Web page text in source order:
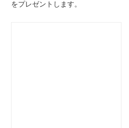
をプレゼントします。